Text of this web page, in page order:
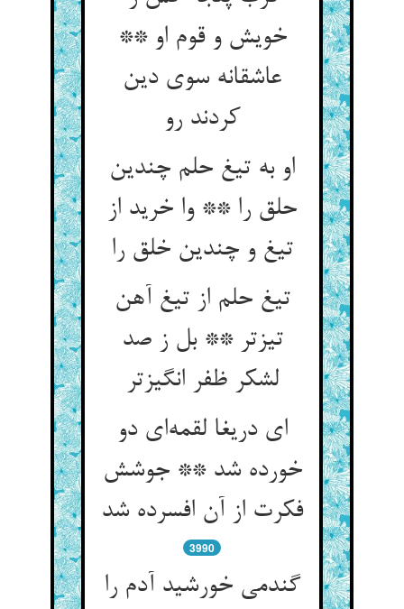
خویش و قوم او **
عاشقانه سوی دین
کردند رو
او به تیغ حلم چندین
حلق را ** وا خرید از
تیغ و چندین خلق را
تیغ حلم از تیغ آهن
تیزتر ** بل ز صد
لشکر ظفر انگیزتر
ای دریغا لقمه‌‌ای دو
خورده شد ** جوشش
فکرت از آن افسرده شد
3990
گندمی خورشید آدم را